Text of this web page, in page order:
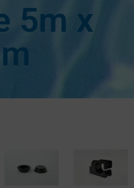
5m x